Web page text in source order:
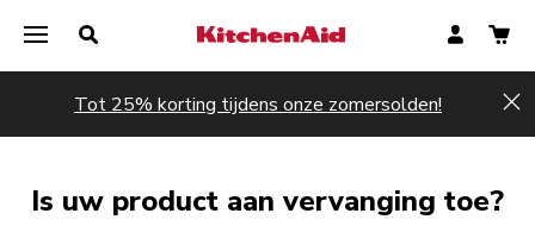
Tot 25% korting tijdens onze zomersolden!
Is uw product aan vervanging toe?